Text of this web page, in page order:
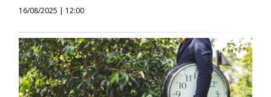
16/08/2025 | 12:00